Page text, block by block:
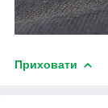
Приховати